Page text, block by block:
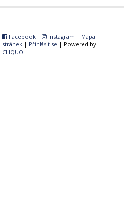
Facebook | Instagram | Mapa
stránek | Přihlásit se | Powered by
CLIQUO